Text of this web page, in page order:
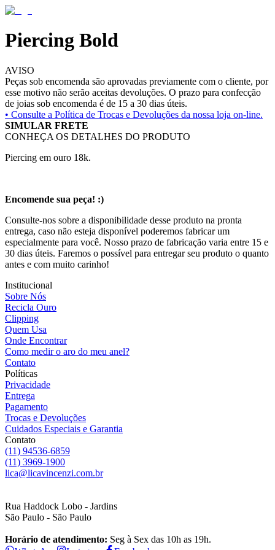
Piercing Bold
AVISO
Peças sob encomenda são aprovadas previamente com o cliente, por
esse motivo não serão aceitas devoluções. O prazo para confecção
de joias sob encomenda é de 15 a 30 dias úteis.
• Consulte a Política de Trocas e Devoluções da nossa loja on-line.
SIMULAR FRETE
CONHEÇA OS DETALHES DO PRODUTO
Piercing em ouro 18k.
Encomende sua peça! :)
Consulte-nos sobre a disponibilidade desse produto na pronta
entrega, caso não esteja disponível poderemos fabricar um
especialmente para você. Nosso prazo de fabricação varia entre 15 e
30 dias úteis. Faremos o possível para entregar seu produto o quanto
antes e com muito carinho!
Institucional
Sobre Nós
Recicla Ouro
Clipping
Quem Usa
Onde Encontrar
Como medir o aro do meu anel?
Contato
Políticas
Privacidade
Entrega
Pagamento
Trocas e Devoluções
Cuidados Especiais e Garantia
Contato
(11) 94536-6859
(11) 3969-1900
lica@licavincenzi.com.br
Rua Haddock Lobo - Jardins
São Paulo - São Paulo
Horário de atendimento: Seg à Sex das 10h as 19h.